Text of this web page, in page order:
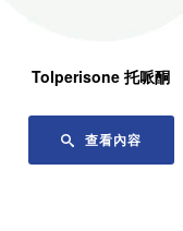
Tolperisone 托哌酮
查看內容